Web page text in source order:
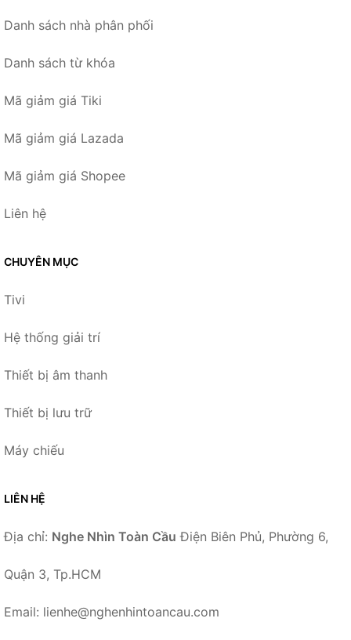
Danh sách nhà phân phối
Danh sách từ khóa
Mã giảm giá Tiki
Mã giảm giá Lazada
Mã giảm giá Shopee
Liên hệ
CHUYÊN MỤC
Tivi
Hệ thống giải trí
Thiết bị âm thanh
Thiết bị lưu trữ
Máy chiếu
LIÊN HỆ
Địa chỉ: Nghe Nhìn Toàn Cầu Điện Biên Phủ, Phường 6,
Quận 3, Tp.HCM
Email: lienhe@nghenhintoancau.com